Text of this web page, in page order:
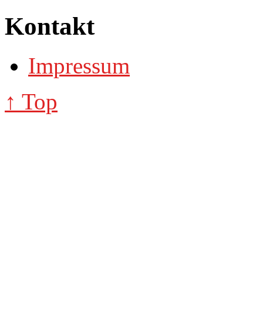
Kontakt
Impressum
↑ Top